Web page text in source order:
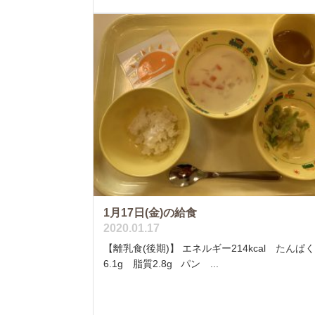
1月17日(金)の給食
2020.01.17
【離乳食(後期)】 エネルギー214kcal たんぱ
6.1g 脂質2.8g パン ...